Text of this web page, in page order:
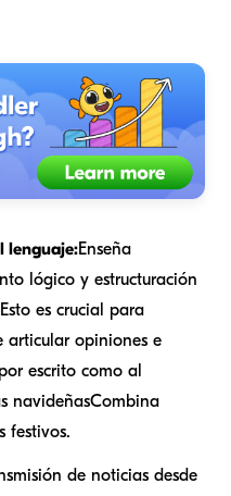
lenguaje:Enseña
lógico y estructuración
es crucial para
articular opiniones e
escrito como al
navideñasCombina
festivos.
de noticias desde